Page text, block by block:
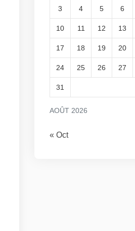
AOÛT 2026
3 4 5 6
10 11 12 13
17 18 19 20
24 25 26 27
31
« Oct